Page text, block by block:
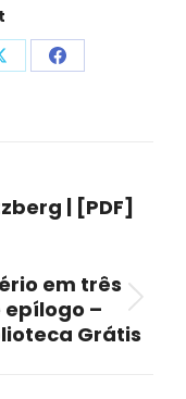
Share
| [PDF]
em três
epílogo –
Grátis